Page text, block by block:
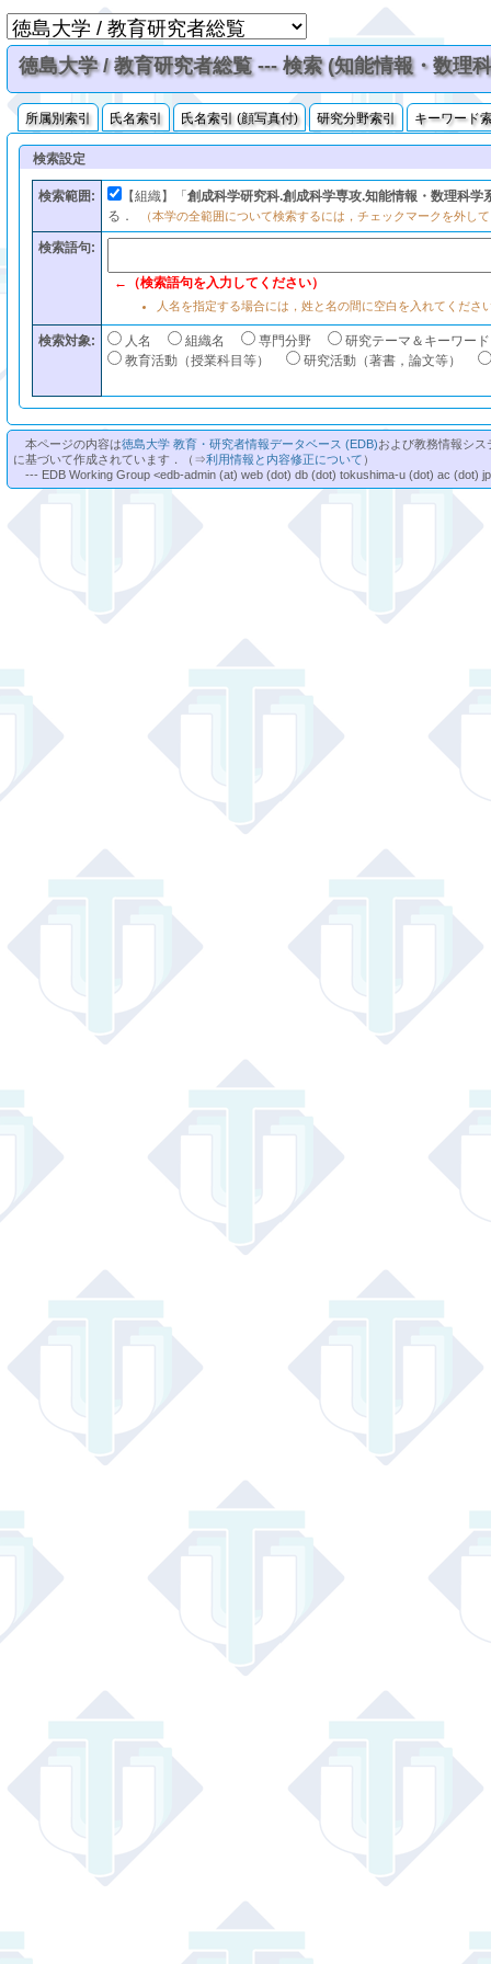
徳島大学 / 教育研究者総覧 --- 検索 (知能情報・数理
所属別索引 氏名索引 氏名索引 (顔写真付) 研究分野索引 キーワード
検索設定
検索範囲: 【組織】「 創成科学研究科.創成科学専攻.知能情報・数理科学
る．
（本学の全範囲について検索するには，チェックマークを外し
検索語句:
←（検索語句を入力してください）
人名を指定する場合には，姓と名の間に空白を入れてくださ
検索対象: 人名 組織名 専門分野
研究テーマ＆キーワード
教育活動（授業科目等）
研究活動（著書，論文等）
本ページの内容は徳島大学 教育・研究者情報データベース (EDB)および教務情報シ
に基づいて作成されています．（⇒利用情報と内容修正について ）
--- EDB Working Group <edb-admin (at) web (dot) db (dot) tokushima-u (dot) ac (dot)